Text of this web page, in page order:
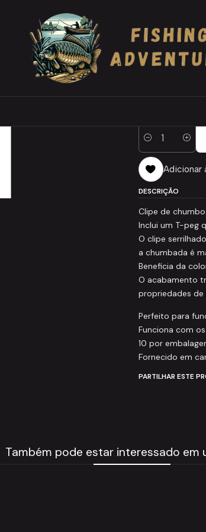
FOX Naturals Lead Clips & pegs
|
FOX
7
Quantidade
Adicionar
DESCRIÇÃO
Clipe de
Inclui um T-peg
O clipe
a chumbada é
Beneficia da
O acabamento
propriedades de
Perfeito para
Funciona com
10 por
Fornecido em
PARTILHAR ESTE
Também pode estar interessado em